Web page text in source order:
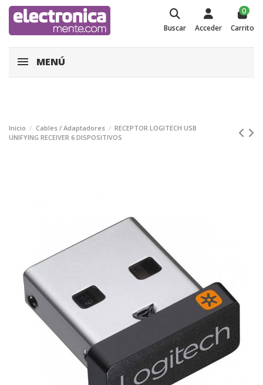
Buscar Acceder
0
Carrito
MENÚ
Inicio Cables / Adaptadores
RECEPTOR LOGITECH USB
UNIFYING RECEIVER 6 DISPOSITIVOS